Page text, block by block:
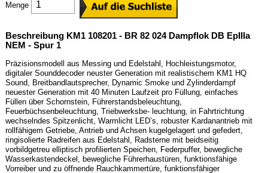
Menge
Beschreibung KM1 108201 - BR 82 024 Dampflok DB EpIIIa
NEM - Spur 1
Präzisionsmodell aus Messing und Edelstahl, Hochleistungsmotor,
digitaler Sounddecoder neuster Generation mit realistischem KM1 HQ
Sound, Breitbandlautsprecher, Dynamic Smoke und Zylinderdampf
neuester Generation mit 40 Minuten Laufzeit pro Füllung, einfaches
Füllen über Schornstein, Führerstandsbeleuchtung,
Feuerbüchsenbeleuchtung, Triebwerksbe- leuchtung, in Fahrtrichtung
wechselndes Spitzenlicht, Warmlicht LED’s, robuster Kardanantrieb mit
rollfähigem Getriebe, Antrieb und Achsen kugelgelagert und gefedert,
ringisolierte Radreifen aus Edelstahl, Radsterne mit beidseitig
vorbildgetreu elliptisch profilierten Speichen, Federpuffer, bewegliche
Wasserkastendeckel, bewegliche Führerhaustüren, funktionsfähige
Vorreiber und zu öffnende Rauchkammertüre, funktionsfähiger